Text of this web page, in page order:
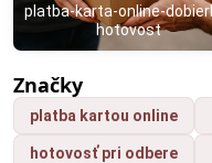
platba-karta-online-
hotovost
Značky
platba kartou online
hotovosť pri odbere